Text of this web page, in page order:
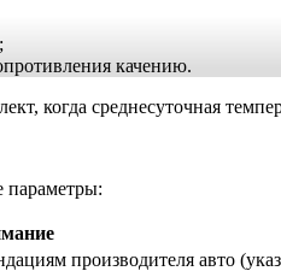
качению.
когда среднесуточная
параметры:
производителя авто